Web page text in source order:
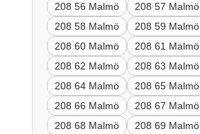
208 56 Malmö
208 57 Malmö
208 58 Malmö
208 59 Malmö
208 60 Malmö
208 61 Malmö
208 62 Malmö
208 63 Malmö
208 64 Malmö
208 65 Malmö
208 66 Malmö
208 67 Malmö
208 68 Malmö
208 69 Malmö